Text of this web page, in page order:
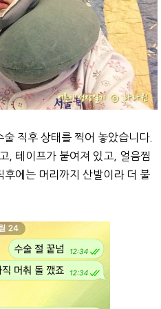
직후 상태를 찍어 놓았습니다.
, 테이프가 붙여져 있고, 얼음찜
에는 머리까지 산발이라 더 불